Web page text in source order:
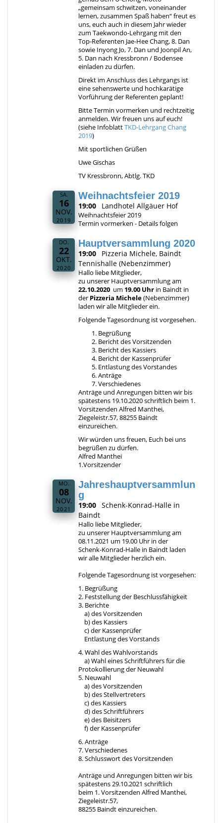
„gemeinsam schwitzen, voneinander
lernen, zusammen Spaß haben“ freut es
uns, euch auch in diesem Jahr wieder
zum Taekwondo-Lehrgang mit den
Top-Referenten Jae-Hee Chang, 8. Dan
sowie Inyong Jo, 7. Dan und Joonpil An,
5. Dan nach Kressbronn / Bodensee
einladen zu dürfen.
Direkt im Anschluss des Lehrgangs ist
eine sehenswerte und hochkarätige
Vorführung der Referenten geplant!
Bitte Termin vormerken und rechtzeitig
anmelden. Wir freuen uns auf euch!
(siehe InfoblattTKD-Lehrgang Chang
2019)
Mit sportlichen Grüßen
Uwe Gischas
TV Kressbronn, Abtlg. TKD
SA.
16
NOV.
2019
Weihnachtsfeier 2019
19:00 Landhotel Allgäuer Hof
Weihnachtsfeier 2019
Termin vormerken - Details folgen
DO.
22
OKT.
2020
Hauptversammlung 2020
19:00
Pizzeria Michele, Baindt
Tennishalle (Nebenzimmer)
Hallo liebe Mitglieder,
zu unserer Hauptversammlung am
22.10.2020 um 19.00 Uhr in Baindt in
der Pizzeria Michele(Nebenzimmer)
laden wir alle Mitglieder ein.
Folgende Tagesordnung ist vorgesehen.
Begrüßung
Bericht des Vorsitzenden
Bericht des Kassiers
Bericht der Kassenprüfer
Entlastung des Vorstandes
Anträge
Verschiedenes
Anträge und Anregungen bitten wir bis
spätestens 19.10.2020 schriftlich beim 1.
Vorsitzenden Alfred Manthei,
Ziegeleistr.57, 88255 Baindt
einzureichen.
Wir würden uns freuen, Euch bei uns
begrüßen zu dürfen.
Alfred Manthei
1.Vorsitzender
MO.
08
NOV.
2021
Jahreshauptversammlun
g
19:00 Schenk-Konrad-Halle in
Baindt
Hallo liebe Mitglieder,
zu unserer Hauptversammlung am
08.11.2021 um 19.00 Uhr in der
Schenk-Konrad-Halle in Baindt laden
wir alle Mitglieder herzlich ein.
Folgende Tagesordnung ist vorgesehen:
1. Begrüßung
2. Feststellung der Beschlussfähigkeit
3. Berichte
a) des Vorsitzenden
b) des Kassiers
c) der Kassenprüfer
Entlastung des Vorstands
4. Wahl des Wahlvorstands
a) Wahl eines Schriftführers für die
Protokollierung der Neuwahl
5. Neuwahl
a) des Vorsitzenden
b) des Stellvertreters
c) des Kassiers
d) des Schriftführers
e) des Beisitzers
f) der Kassenprüfer
6. Anträge
7. Verschiedenes
8. Schlusswort des Vorsitzenden
Anträge und Anregungen bitten wir bis
spätestens 29.10.2021 schriftlich
beim 1. Vorsitzenden Alfred Manthei,
Ziegeleistr.57,
88255 Baindt einzureichen.